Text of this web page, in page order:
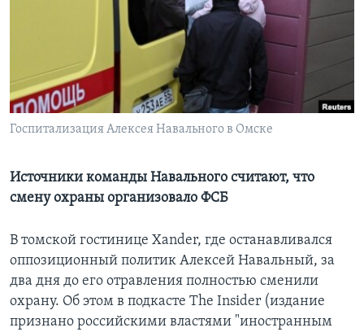
СОЦИАЛЬНЫЕ СЕТИ
Госпитализация Алексея Навального в Омске
Источники команды Навального считают, что
смену охраны организовало ФСБ
В томской гостинице Xander, где останавливался
оппозиционный политик Алексей Навальный, за
два дня до его отравления полностью сменили
охрану. Об этом в подкасте The Insider (издание
признано российскими властями "иностранным